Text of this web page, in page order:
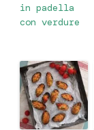
in padella
con verdure